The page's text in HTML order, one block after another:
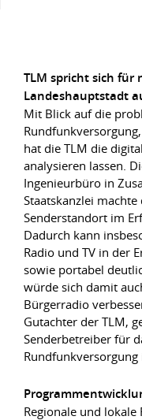
TLM spricht sich für
Landeshauptstadt
Mit Blick auf die
hat die TLM die
analysieren lassen.
Ingenieurbüro in
Staatskanzlei
Senderstandort im
Dadurch kann
Radio und TV in der
sowie portabel
würde sich damit
Bürgerradio
Gutachter der TLM,
Senderbetreiber für
Regionale und lokale